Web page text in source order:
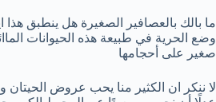
ما بالك بالعصافير الصغيرة هل ينطبق
وضع الحرية في طبيعة هذه الحيوانات
صغير على أحجامها
لا ننكر ان الكثير منا يحب عروض الحيتان